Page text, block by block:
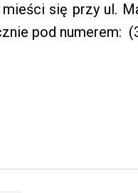
się przy ul.
pod numerem: